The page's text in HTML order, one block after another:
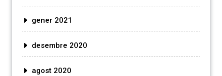
gener 2021
desembre 2020
agost 2020